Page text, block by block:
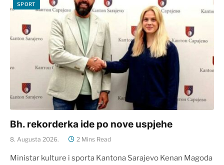
SPORT
Bh. rekorderka ide po nove uspjehe
8. Augusta 2026. 2 Mins Read
Ministar kulture i sporta Kantona Sarajevo Kenan Magoda